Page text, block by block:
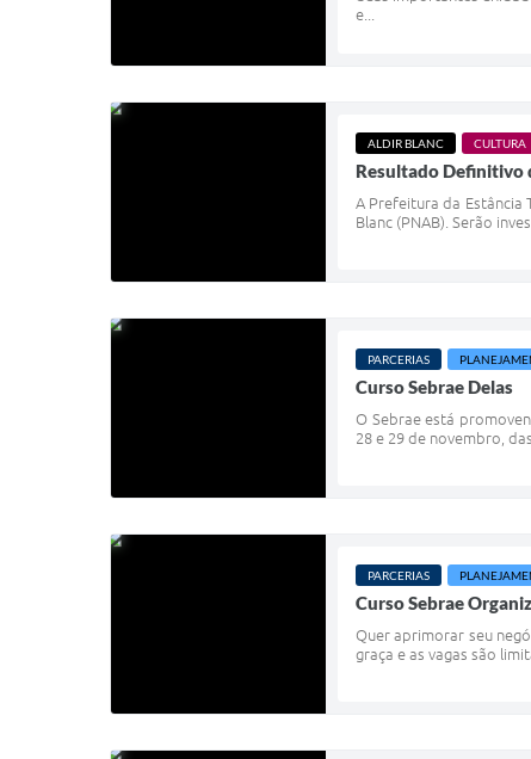
e...
ALDIR BLANC CULTURA
Resultado Definitivo
A Prefeitura da Estância
Blanc (PNAB). Serão
PARCERIAS
Curso Sebrae Delas
O Sebrae está
28 e 29 de novembro,
PARCERIAS
Curso Sebrae
Quer aprimorar seu
graça e as vagas são